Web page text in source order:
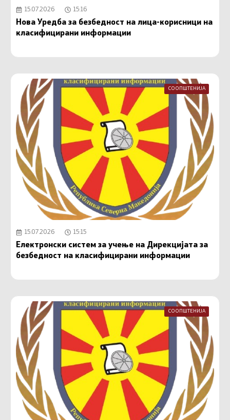
15.07.2026 15:16
Нова Уредба за безбедност на лица-корисници на
класифицирани информации
СООПШТЕНИЈА
15.07.2026 15:15
Електронски систем за учење на Дирекцијата за
безбедност на класифицирани информации
СООПШТЕНИЈА